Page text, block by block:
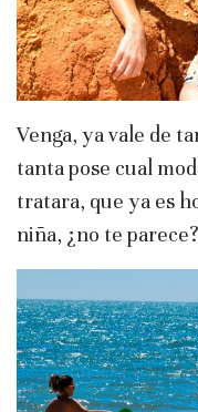
Venga, ya vale de
tanta pose cual
tratara, que ya es
niña, ¿no te